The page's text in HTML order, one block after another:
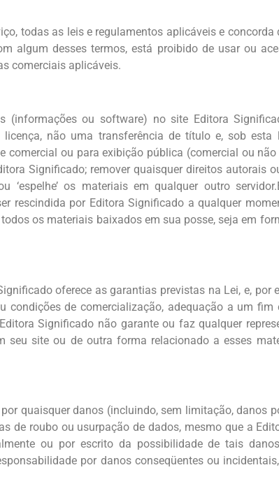
todas as leis e regulamentos aplicáveis ​​e concorda
algum desses termos, está proibido de usar ou
comerciais aplicáveis.
(informações ou software) no site Editora
não uma transferência de título e, sob esta
ou para exibição pública (comercial ou
Significado; remover quaisquer direitos autorais
os materiais em qualquer outro
rescindida por Editora Significado a qualquer
os materiais baixados em sua posse, seja em
oferece as garantias previstas na Lei, e, por
de comercialização, adequação a um fim
Significado não garante ou faz qualquer
seu site ou de outra forma relacionado a esses
quaisquer danos (incluindo, sem limitação, danos
de roubo ou usurpação de dados, mesmo que a
ou por escrito da possibilidade de tais
por danos conseqüentes ou